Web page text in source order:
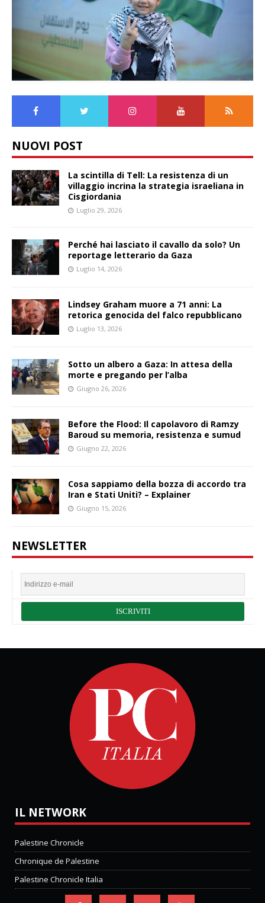
NUOVI POST
La scintilla di Tell: La resistenza di un
villaggio incrina la strategia israeliana in
Cisgiordania
Luglio 29, 2026
Perché hai lasciato il cavallo da solo? Un
reportage letterario da Gaza
Luglio 14, 2026
Lindsey Graham muore a 71 anni: La
retorica genocida del falco repubblicano
Luglio 13, 2026
Sotto un albero a Gaza: In attesa della
morte e pregando per l’alba
Giugno 26, 2026
Before the Flood: Il capolavoro di Ramzy
Baroud su memoria, resistenza e sumud
Giugno 22, 2026
Cosa sappiamo della bozza di accordo tra
Iran e Stati Uniti? – Explainer
Giugno 15, 2026
NEWSLETTER
IL NETWORK
Palestine Chronicle
Chronique de Palestine
Palestine Chronicle Italia